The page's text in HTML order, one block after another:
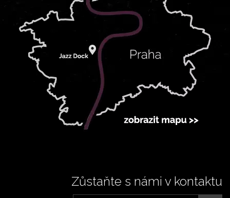
Zůstaňte s námi v kontaktu